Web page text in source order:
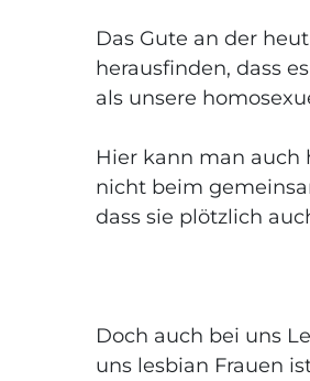
Das Gute an der
herausfinden, dass
als unsere
Hier kann man auch
nicht beim
dass sie plötzlich
Doch auch bei uns
uns lesbian Frauen